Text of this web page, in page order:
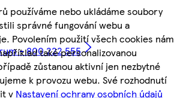
používáme nebo ukládáme soubory
správné fungování webu a
Povolením použití všech cookies nám
také personalizovanou
zůstanou aktivní jen nezbytné
k provozu webu. Své rozhodnutí
v Nastavení ochrany osobních údajů
- 800 222 555